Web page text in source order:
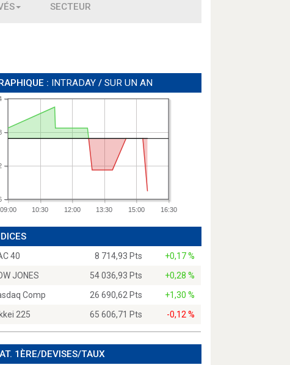
SECTEUR
: INTRADAY /SUR UN AN
09:00 10:30 12:00 13:30 15:00 16:30
40 8 714,93 Pts
+0,17 %
JONES
54 036,93 Pts
+0,28 %
Comp
26 690,62 Pts
+1,30 %
225
65 606,71 Pts -0,12 %
1ÈRE/DEVISES/TAUX